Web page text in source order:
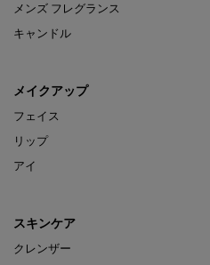
メンズ フレグランス
キャンドル
メイクアップ
フェイス
リップ
アイ
スキンケア
クレンザー